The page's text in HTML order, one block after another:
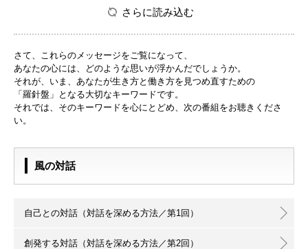
さらに読み込む
さて、これらのメッセージをご覧になって、
あなたの心には、どのような思いが浮かんだでしょうか。
それが、いま、あなたが生き方と働き方を見つめ直すための
「羅針盤」となる大切なキーワードです。
それでは、そのキーワードを心にとどめ、次の番組をお聴きくださ
い。
風の対話
自己との対話（対話を深める方法／第1回）
創発する対話（対話を深める方法／第2回）